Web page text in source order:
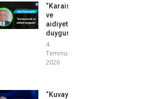
“Karaisalıcılık
ve
aidiyet
duygusu”
4
Temmuz
2026
“Kuvayı